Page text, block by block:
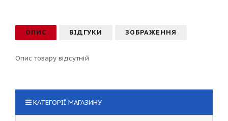
ОПИС ВІДГУКИ ЗОБРАЖЕННЯ
Опис товару відсутній
КАТЕГОРІЇ МАГАЗИНУ